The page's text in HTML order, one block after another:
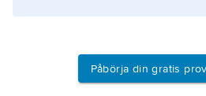
Påbörja din gratis